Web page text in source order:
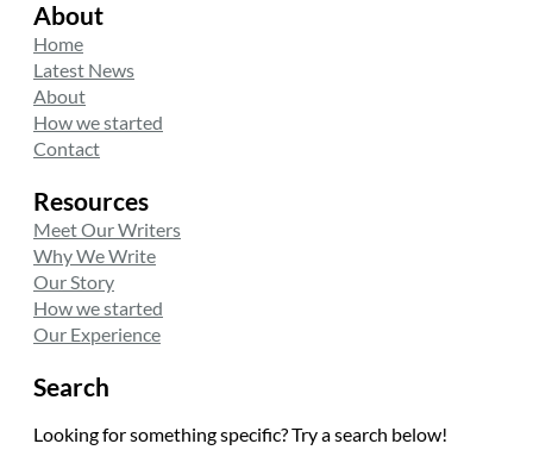
About
Home
Latest News
About
How we started
Contact
Resources
Meet Our Writers
Why We Write
Our Story
How we started
Our Experience
Search
Looking for something specific? Try a search below!